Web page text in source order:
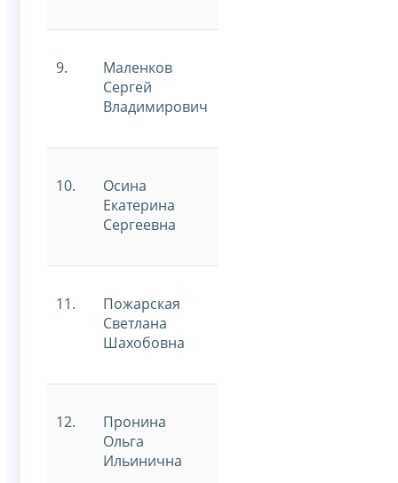
9.
Маленков
Сергей
Владимирович
10.
Осина
Екатерина
Сергеевна
11.
Пожарская
Светлана
Шахобовна
12.
Пронина
Ольга
Ильинична